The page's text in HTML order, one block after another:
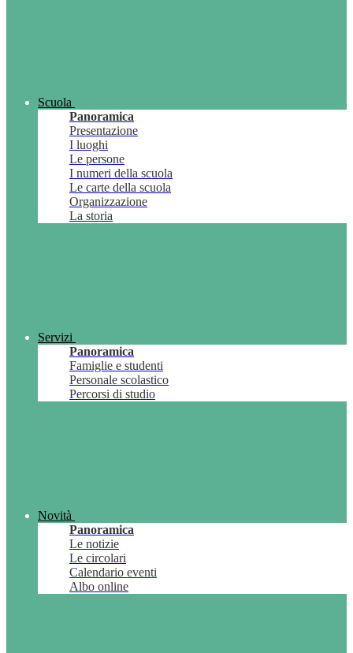
Scuola
Panoramica
Presentazione
I luoghi
Le persone
I numeri della scuola
Le carte della scuola
Organizzazione
La storia
Servizi
Panoramica
Famiglie e studenti
Personale scolastico
Percorsi di studio
Novità
Panoramica
Le notizie
Le circolari
Calendario eventi
Albo online